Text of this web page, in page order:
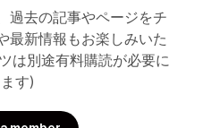
過去の記事やページをチ
最新情報もお楽しみいた
は別途有料購読が必要に
す)